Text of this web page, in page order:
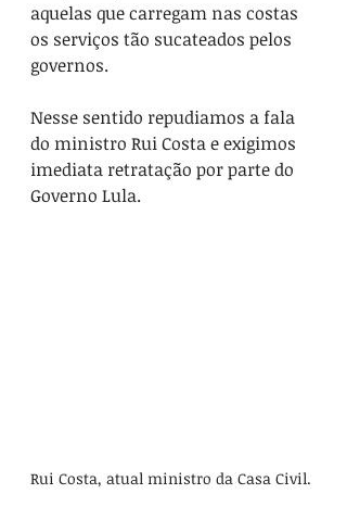
aquelas que carregam nas costas
os serviços tão sucateados pelos
governos.
Nesse sentido repudiamos a fala
do ministro Rui Costa e exigimos
imediata retratação por parte do
Governo Lula.
Rui Costa, atual ministro da Casa Civil.